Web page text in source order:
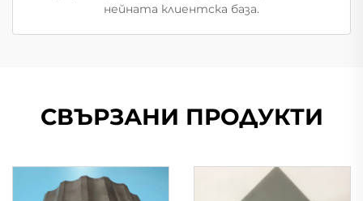
нейната клиентска база.
СВЪРЗАНИ ПРОДУКТИ